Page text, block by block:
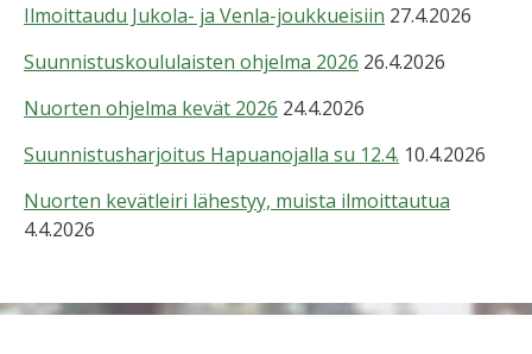
Ilmoittaudu Jukola- ja Venla-joukkueisiin 27.4.2026
Suunnistuskoululaisten ohjelma 2026 26.4.2026
Nuorten ohjelma kevät 2026 24.4.2026
Suunnistusharjoitus Hapuanojalla su 12.4. 10.4.2026
Nuorten kevätleiri lähestyy, muista ilmoittautua
4.4.2026